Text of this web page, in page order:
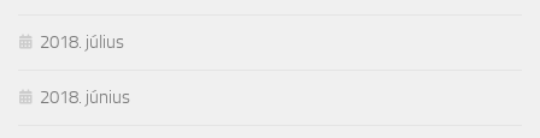
2018. július
2018. június